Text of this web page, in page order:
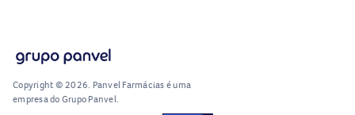
Copyright © 2026. Panvel Farmácias é uma
empresa do Grupo Panvel.